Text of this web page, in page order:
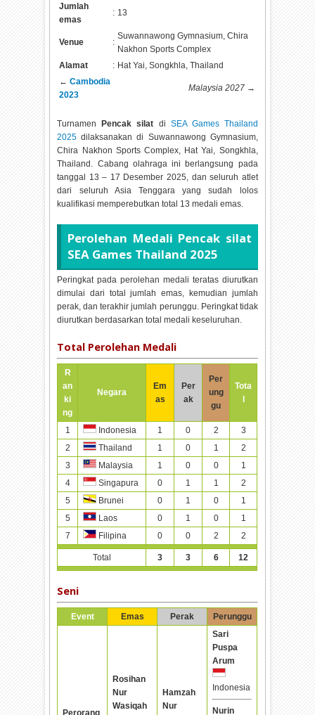
Jumlah
emas
: 13
Venue :
Suwannawong Gymnasium, Chira
Nakhon Sports Complex
Alamat
: Hat Yai, Songkhla, Thailand
←Cambodia
2023
Malaysia 2027 →
Turnamen Pencak silat di SEA Games Thailand
2025 dilaksanakan di Suwannawong Gymnasium,
Chira Nakhon Sports Complex, Hat Yai, Songkhla,
Thailand. Cabang olahraga ini berlangsung pada
tanggal 13 – 17 Desember 2025, dan seluruh atlet
dari seluruh Asia Tenggara yang sudah lolos
kualifikasi memperebutkan total 13 medali emas.
Perolehan Medali Pencak silat
SEA Games Thailand 2025
Peringkat pada perolehan medali teratas diurutkan
dimulai dari total jumlah emas, kemudian jumlah
perak, dan terakhir jumlah perunggu. Peringkat tidak
diurutkan berdasarkan total medali keseluruhan.
Total Perolehan Medali
R
an
ki
ng
Negara
Em
as
Per
ak
Per
ung
gu
Tota
l
1 Indonesia 1 0 2
3
2
Thailand 1 0 1
2
3
Malaysia 1 0 0
1
4
Singapura 0 1 1
2
5
Brunei 0 1 0
1
5
Laos 0 1 0
1
7
Filipina 0 0 2 2
Total 3 3 6 12
Seni
Event Emas Perak Perunggu
Perorang
Rosihan
Nur
Wasiqah
Hamzah
Nur
Sari
Puspa
Arum
Indonesia
Nurin